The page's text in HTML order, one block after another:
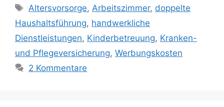
Schlagwörter
Altersvorsorge, Arbeitszimmer, doppelte
Haushaltsführung, handwerkliche
Dienstleistungen, Kinderbetreuung, Kranken-
und Pflegeversicherung, Werbungskosten
2 Kommentare